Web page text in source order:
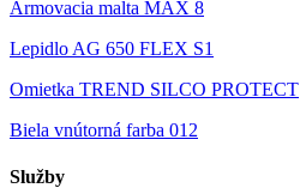
Armovacia malta MAX 8
Lepidlo AG 650 FLEX S1
Omietka TREND SILCO PROTECT
Biela vnútorná farba 012
Služby